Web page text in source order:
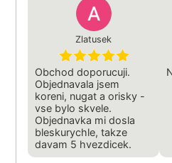
Zlatusek
Obchod doporucuji.
Objednavala jsem
koreni, nugat a orisky -
vse bylo skvele.
Objednavka mi dosla
bleskurychle, takze
davam 5 hvezdicek.